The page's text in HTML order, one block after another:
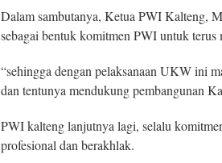
Dalam sambutanya, Ketua PWI Kalteng,
sebagai bentuk komitmen PWI untuk
“sehingga dengan pelaksanaan UKW ini
dan tentunya mendukung pembangunan
PWI kalteng lanjutnya lagi, selalu
profesional dan berakhlak.